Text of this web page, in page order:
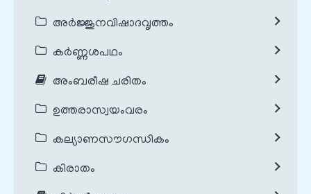
അർജ്ജുനവിഷാദവൃത്തം
കർണ്ണശപഥം
അംബരീഷ ചരിതം
ഉത്തരാസ്വയംവരം
കല്യാണസൗഗന്ധികം
കിരാതം